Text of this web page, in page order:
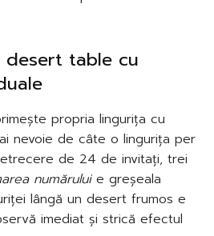
desert table cu
propria lingurița cu
nevoie de câte o lingurița per
de 24 de invitați, trei
număruluie greșeala
lângă un desert frumos e
imediat și strică efectul